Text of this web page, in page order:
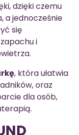
dzięki czemu
a jednocześnie
się
i
, która ułatwia
oraz
dla osób,